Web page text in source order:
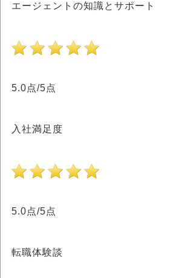
エージェントの知識とサポート
5.0点/5点
入社満足度
5.0点/5点
転職体験談